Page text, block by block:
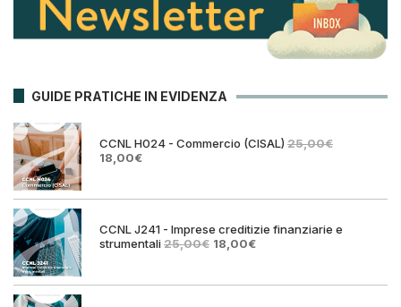
GUIDE PRATICHE IN EVIDENZA
CCNL H024 - Commercio (CISAL) 25,00€
Il
era:
18,00€Il
è:
CCNL J241 - Imprese creditizie finanziarie e
strumentali25,00€ Il
era:
18,00€Il
è: